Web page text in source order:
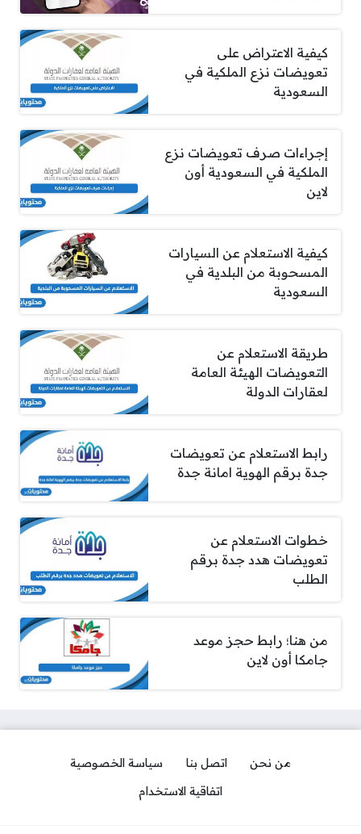
كيفية الاعتراض على
تعويضات نزع الملكية في
السعودية
إجراءات صرف تعويضات نزع
الملكية في السعودية أون
لاين
كيفية الاستعلام عن السيارات
المسحوبة من البلدية في
السعودية
طريقة الاستعلام عن
التعويضات الهيئة العامة
لعقارات الدولة
رابط الاستعلام عن تعويضات
جدة برقم الهوية امانة جدة
خطوات الاستعلام عن
تعويضات هدد جدة برقم
الطلب
من هنا؛ رابط حجز موعد
جامكا أون لاين
من نحن اتصل بنا
سياسة الخصوصية
اتفاقية الاستخدام